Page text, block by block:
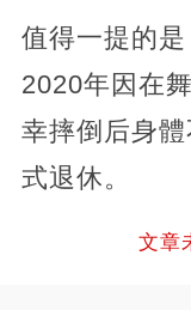
值得一提的是
2020年因在
幸摔倒后身
式退休。
文章